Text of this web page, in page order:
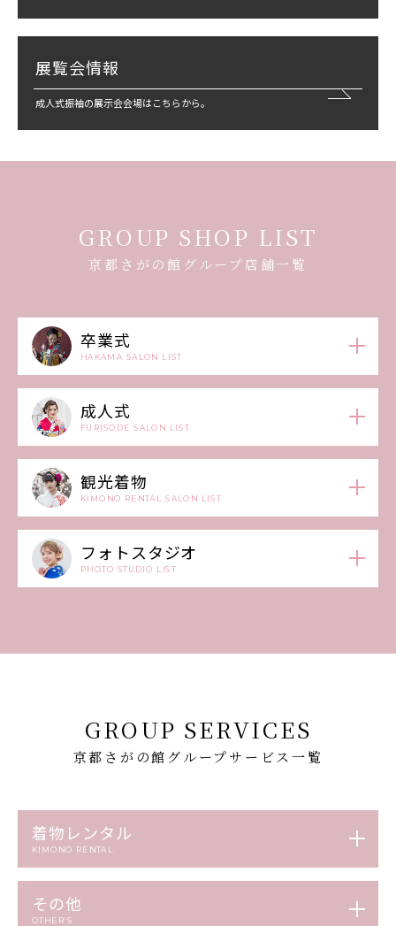
展覧会情報
成人式振袖の展示会会場はこちらから。
GROUP SHOP LIST
京都さがの館グループ店舗一覧
卒業式
HAKAMA SALON LIST
成人式
FURISODE SALON LIST
観光着物
KIMONO RENTAL SALON LIST
フォトスタジオ
PHOTO STUDIO LIST
GROUP SERVICES
京都さがの館グループサービス一覧
着物レンタル
KIMONO RENTAL
その他
OTHER’S